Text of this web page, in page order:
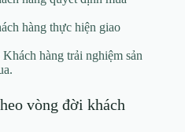
hàng thực hiện giao
Khách hàng trải nghiệm sản
vòng đời khách